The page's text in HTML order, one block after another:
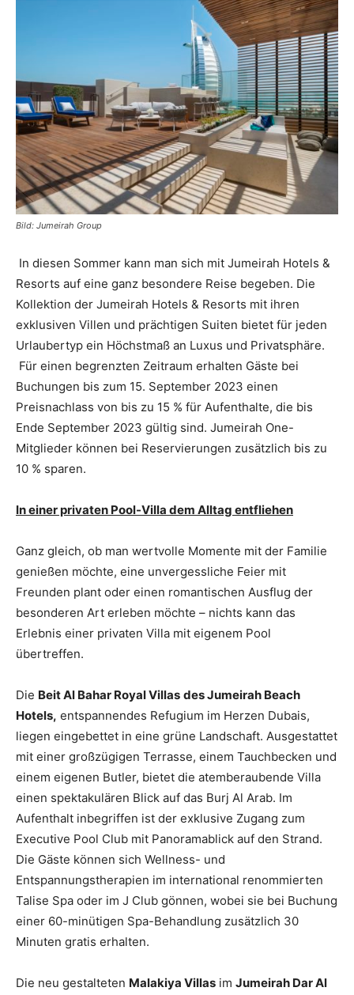
Reiseempfehlungen.
Bild: Jumeirah Group
In diesen Sommer kann man sich mit Jumeirah Hotels &
Resorts auf eine ganz besondere Reise begeben. Die
Kollektion der Jumeirah Hotels & Resorts mit ihren
exklusiven Villen und prächtigen Suiten bietet für jeden
Urlaubertyp ein Höchstmaß an Luxus und Privatsphäre.
Für einen begrenzten Zeitraum erhalten Gäste bei
Buchungen bis zum 15. September 2023 einen
Preisnachlass von bis zu 15 % für Aufenthalte, die bis
Ende September 2023 gültig sind. Jumeirah One-
Mitglieder können bei Reservierungen zusätzlich bis zu
10 % sparen.
In einer privaten Pool-Villa dem Alltag entfliehen
Ganz gleich, ob man wertvolle Momente mit der Familie
genießen möchte, eine unvergessliche Feier mit
Freunden plant oder einen romantischen Ausflug der
besonderen Art erleben möchte – nichts kann das
Erlebnis einer privaten Villa mit eigenem Pool
übertreffen.
Die Beit Al Bahar Royal Villas des Jumeirah Beach
Hotels, entspannendes Refugium im Herzen Dubais,
liegen eingebettet in eine grüne Landschaft. Ausgestattet
mit einer großzügigen Terrasse, einem Tauchbecken und
einem eigenen Butler, bietet die atemberaubende Villa
einen spektakulären Blick auf das Burj Al Arab. Im
Aufenthalt inbegriffen ist der exklusive Zugang zum
Executive Pool Club mit Panoramablick auf den Strand.
Die Gäste können sich Wellness- und
Entspannungstherapien im international renommierten
Talise Spa oder im J Club gönnen, wobei sie bei Buchung
einer 60-minütigen Spa-Behandlung zusätzlich 30
Minuten gratis erhalten.
Die neu gestalteten Malakiya Villas im Jumeirah Dar Al